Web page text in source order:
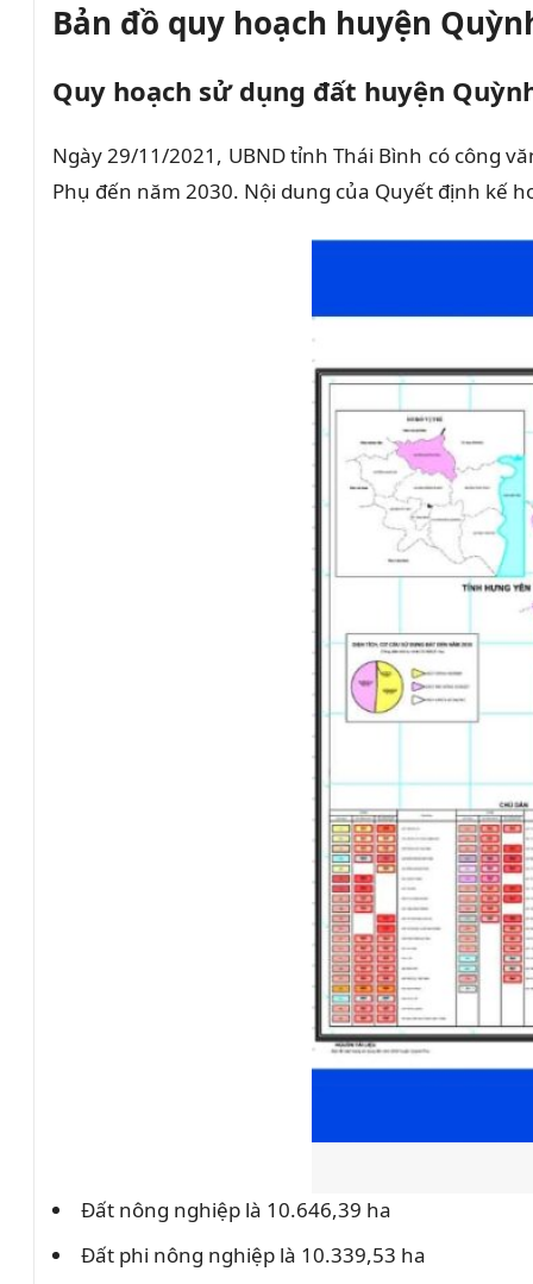
Bản đồ quy hoạch huyện
Quy hoạch sử dụng đất huyện
Ngày 29/11/2021, UBND tỉnh Thái Bình có công
Phụ đến năm 2030. Nội dung của Quyết định kế
Đất nông nghiệp là 10.646,39 ha
Đất phi nông nghiệp là 10.339,53 ha